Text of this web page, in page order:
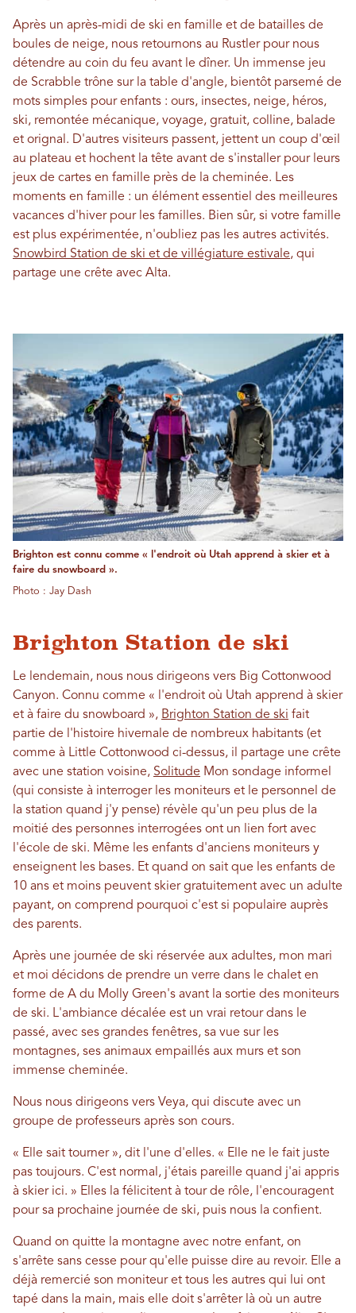
Après un après-midi de ski en famille et de batailles de
boules de neige, nous retournons au Rustler pour nous
détendre au coin du feu avant le dîner. Un immense jeu
de Scrabble trône sur la table d'angle, bientôt parsemé de
mots simples pour enfants : ours, insectes, neige, héros,
ski, remontée mécanique, voyage, gratuit, colline, balade
et orignal. D'autres visiteurs passent, jettent un coup d'œil
au plateau et hochent la tête avant de s'installer pour leurs
jeux de cartes en famille près de la cheminée. Les
moments en famille : un élément essentiel des meilleures
vacances d'hiver pour les familles. Bien sûr, si votre famille
est plus expérimentée, n'oubliez pas les autres activités.
Snowbird Station de ski et de villégiature estivale, qui
partage une crête avec Alta.
Brighton est connu comme « l'endroit où Utah apprend à skier et à
faire du snowboard ».
Photo : Jay Dash
Brighton Station de ski
Le lendemain, nous nous dirigeons vers Big Cottonwood
Canyon. Connu comme « l'endroit où Utah apprend à skier
et à faire du snowboard », Brighton Station de ski fait
partie de l'histoire hivernale de nombreux habitants (et
comme à Little Cottonwood ci-dessus, il partage une crête
avec une station voisine, Solitude Mon sondage informel
(qui consiste à interroger les moniteurs et le personnel de
la station quand j'y pense) révèle qu'un peu plus de la
moitié des personnes interrogées ont un lien fort avec
l'école de ski. Même les enfants d'anciens moniteurs y
enseignent les bases. Et quand on sait que les enfants de
10 ans et moins peuvent skier gratuitement avec un adulte
payant, on comprend pourquoi c'est si populaire auprès
des parents.
Après une journée de ski réservée aux adultes, mon mari
et moi décidons de prendre un verre dans le chalet en
forme de A du Molly Green's avant la sortie des moniteurs
de ski. L'ambiance décalée est un vrai retour dans le
passé, avec ses grandes fenêtres, sa vue sur les
montagnes, ses animaux empaillés aux murs et son
immense cheminée.
Nous nous dirigeons vers Veya, qui discute avec un
groupe de professeurs après son cours.
« Elle sait tourner », dit l'une d'elles. « Elle ne le fait juste
pas toujours. C'est normal, j'étais pareille quand j'ai appris
à skier ici. » Elles la félicitent à tour de rôle, l'encouragent
pour sa prochaine journée de ski, puis nous la confient.
Quand on quitte la montagne avec notre enfant, on
s'arrête sans cesse pour qu'elle puisse dire au revoir. Elle a
déjà remercié son moniteur et tous les autres qui lui ont
tapé dans la main, mais elle doit s'arrêter là où un autre